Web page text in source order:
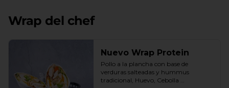
Wrap del chef
Nuevo Wrap Protein
Pollo a la plancha con base de
verduras salteadas y hummus
tradicional, Huevo, Cebolla